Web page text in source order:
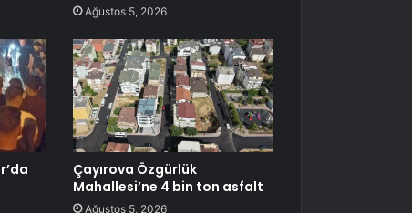
Ağustos 5, 2026
Çayırova Özgürlük
Mahallesi’ne 4 bin ton asfalt
Ağustos 5, 2026